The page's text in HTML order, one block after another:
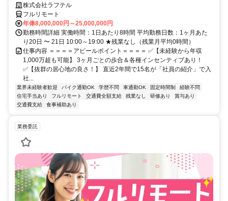
株式会社ラフテル
フルリモート
年俸8,000,000円～25,000,000円
勤務時間詳細 実働時間：1日あたり8時間 平均勤務日数：1ヶ月あた
り20日 〜 21日 10:00～19:00 ★残業なし（残業月平均0時間）
仕事内容 ＝＝＝＝アピールポイント＝＝＝＝ ✅【未経験から年収
1,000万超も可能】 3ヶ月ごとの歩合＆各種インセンティブあり！
✅【抜群の居心地の良さ！】 直近2年間で15名が「社員の紹介」で入
社...
業界未経験者歓迎 バイク通勤OK 学歴不問 車通勤OK 固定時間制
経験不問
住宅手当あり
フルリモート 交通費全額支給 残業なし 研修あり
賞与あり
交通費支給
食事補助あり
業務委託